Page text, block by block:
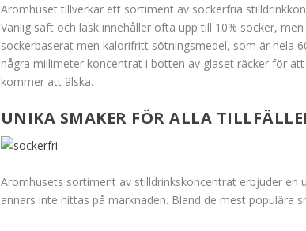
Aromhuset tillverkar ett sortiment av sockerfria
Vanlig saft och läsk innehåller ofta upp till 10% socker,
sockerbaserat men kalorifritt sötningsmedel, som är hela
några millimeter koncentrat i botten av glaset räcker för
kommer att älska.
UNIKA SMAKER FÖR ALLA
Aromhusets sortiment av stilldrinkskoncentrat erbjuder en
annars inte hittas på marknaden. Bland de mest populära